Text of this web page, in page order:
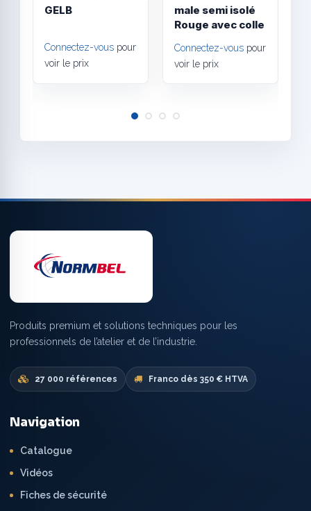
GELB
Connectez-vous pour
voir le prix
male semi isolé
Rouge avec colle
Connectez-vous pour
voir le prix
Produits premium et solutions techniques pour les
professionnels de l’atelier et de l’industrie.
27 000 références Franco dès 350 € HTVA
Navigation
Catalogue
Vidéos
Fiches de sécurité